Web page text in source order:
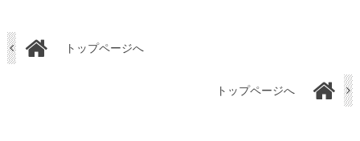
トップページへ
トップページへ